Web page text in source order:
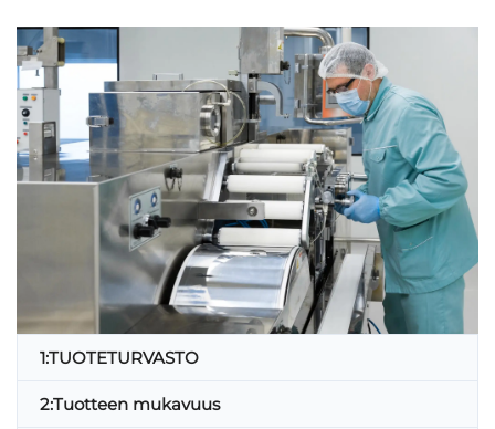
1:TUOTETURVASTO
2:Tuotteen mukavuus